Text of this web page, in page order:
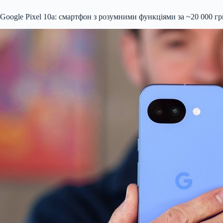
Google Pixel 10a: смартфон з розумними функціями за ~20 000